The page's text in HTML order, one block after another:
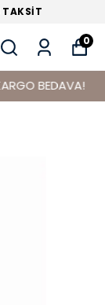
TAKSİT
0
BEDAVA!